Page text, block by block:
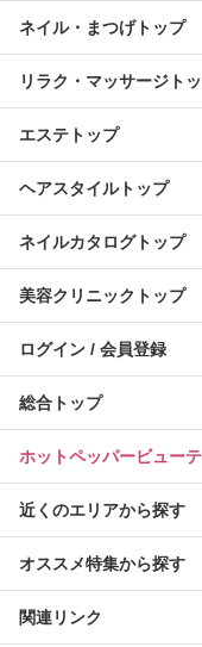
ネイル・まつげトップ
リラク・マッサージト
エステトップ
ヘアスタイルトップ
ネイルカタログトップ
美容クリニックトップ
ログイン / 会員登録
総合トップ
ホットペッパービュー
近くのエリアから探す
オススメ特集から探す
関連リンク